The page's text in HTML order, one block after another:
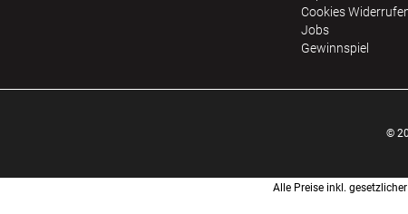
Сookies
Jobs
Gewinnspiel
©
Alle Preise inkl.